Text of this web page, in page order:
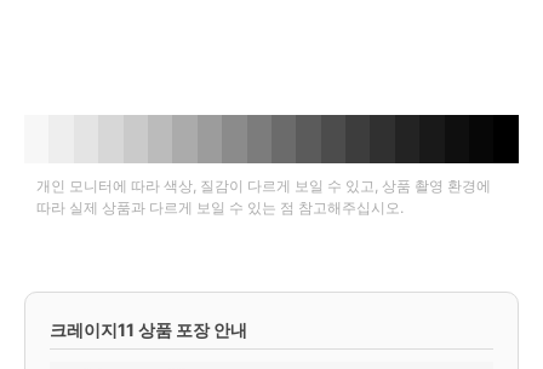
개인 모니터에 따라 색상, 질감이 다르게 보일 수 있고, 상품 촬영 환경에
따라 실제 상품과 다르게 보일 수 있는 점 참고해주십시오.
크레이지11 상품 포장 안내